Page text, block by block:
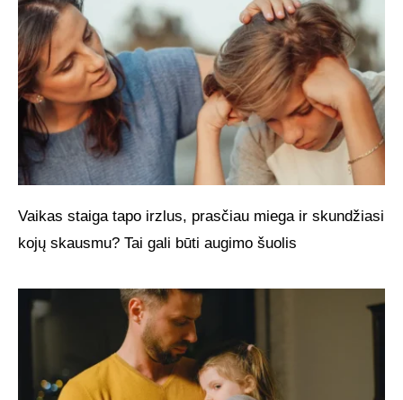
Vaikas staiga tapo irzlus, prasčiau miega ir skundžiasi
kojų skausmu? Tai gali būti augimo šuolis